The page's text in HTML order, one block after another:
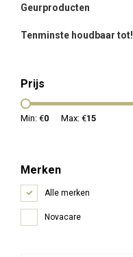
Geurproducten
Tenminste houdbaar tot!
Prijs
Min: €0 Max: €15
Merken
Alle merken
Novacare